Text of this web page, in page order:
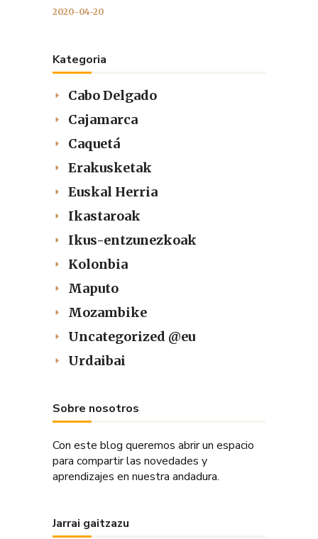
2020-04-20
Kategoria
Cabo Delgado
Cajamarca
Caquetá
Erakusketak
Euskal Herria
Ikastaroak
Ikus-entzunezkoak
Kolonbia
Maputo
Mozambike
Uncategorized @eu
Urdaibai
Sobre nosotros
Con este blog queremos abrir un espacio
para compartir las novedades y
aprendizajes en nuestra andadura.
Jarrai gaitzazu